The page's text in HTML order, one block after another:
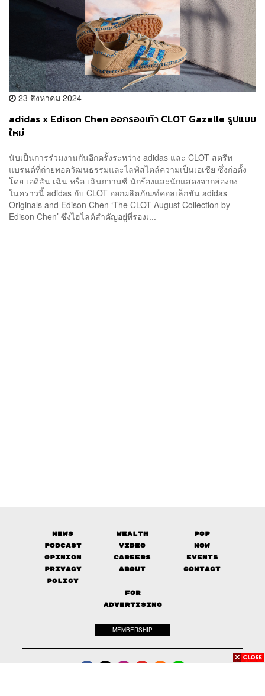
23 สิงหาคม 2024
adidas x Edison Chen ออกรองเท้า CLOT Gazelle รูปแบบ
ใหม่
นับเป็นการร่วมงานกันอีกครั้งระหว่าง adidas และ CLOT สตรีท
แบรนด์ที่ถ่ายทอดวัฒนธรรมและไลฟ์สไตล์ความเป็นเอเชีย ซึ่งก่อตั้ง
โดย เอดิสัน เฉิน หรือ เฉินกวานซี นักร้องและนักแสดงจากฮ่องกง
ในคราวนี้ adidas กับ CLOT ออกผลิตภัณฑ์คอลเล็กชัน adidas
Originals and Edison Chen ‘The CLOT August Collection by
Edison Chen’ ซึ่งไฮไลต์สำคัญอยู่ที่รองเ...
News Wealth
Pop
Podcast
Video
Now
Opinion
Careers
Events
Privacy
Policy
About Contact
FOR
ADVERTISING
MEMBERSHIP